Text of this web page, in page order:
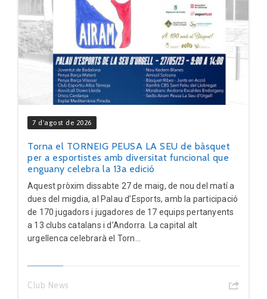
7 d'agost de 2026
Torna el TORNEIG PEUSA LA SEU de bàsquet
per a esportistes amb diversitat funcional que
enguany celebra la 13a edició
Aquest pròxim dissabte 27 de maig, de nou del matí a
dues del migdia, al Palau d’Esports, amb la participació
de 170 jugadors i jugadores de 17 equips pertanyents
a 13 clubs catalans i d’Andorra. La capital alt
urgellenca celebrarà el Torn...
Club News